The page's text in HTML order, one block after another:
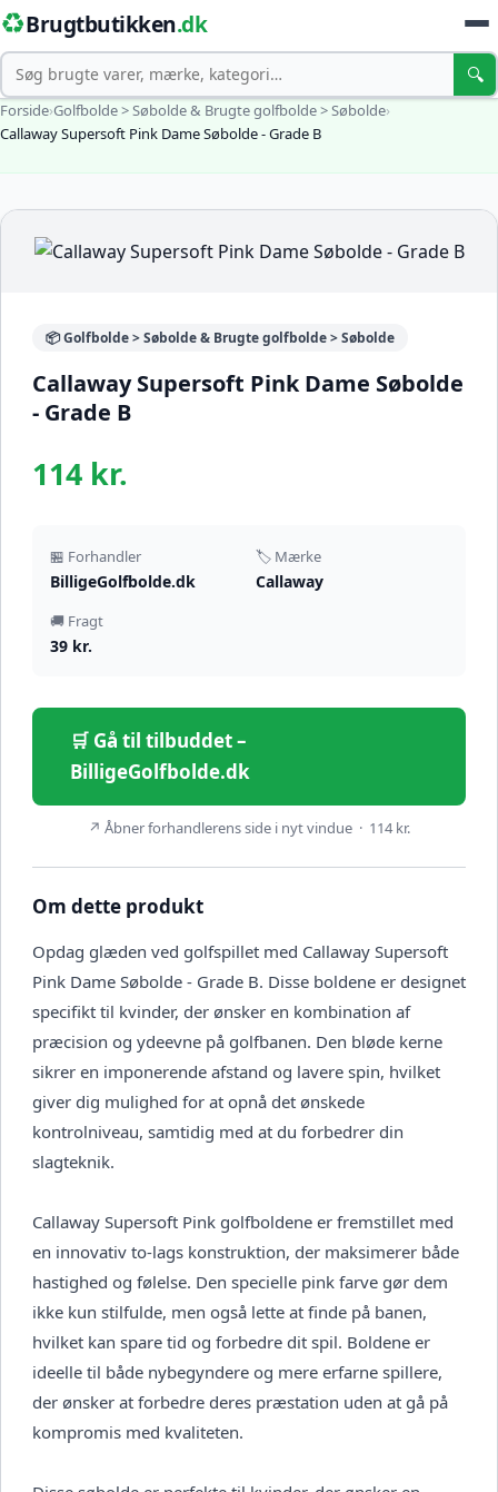
♻️Brugtbutikken.dk
Søg 🔍
Forside›Golfbolde > Søbolde & Brugte golfbolde > Søbolde›
Callaway Supersoft Pink Dame Søbolde - Grade B
📦 Golfbolde > Søbolde & Brugte golfbolde > Søbolde
Callaway Supersoft Pink Dame Søbolde
- Grade B
114 kr.
🏪 Forhandler
BilligeGolfbolde.dk
🏷️ Mærke
Callaway
🚚 Fragt
39 kr.
🛒 Gå til tilbuddet –
BilligeGolfbolde.dk
↗ Åbner forhandlerens side i nyt vindue · 114 kr.
Om dette produkt
Opdag glæden ved golfspillet med Callaway Supersoft
Pink Dame Søbolde - Grade B. Disse boldene er designet
specifikt til kvinder, der ønsker en kombination af
præcision og ydeevne på golfbanen. Den bløde kerne
sikrer en imponerende afstand og lavere spin, hvilket
giver dig mulighed for at opnå det ønskede
kontrolniveau, samtidig med at du forbedrer din
slagteknik.
Callaway Supersoft Pink golfboldene er fremstillet med
en innovativ to-lags konstruktion, der maksimerer både
hastighed og følelse. Den specielle pink farve gør dem
ikke kun stilfulde, men også lette at finde på banen,
hvilket kan spare tid og forbedre dit spil. Boldene er
ideelle til både nybegyndere og mere erfarne spillere,
der ønsker at forbedre deres præstation uden at gå på
kompromis med kvaliteten.